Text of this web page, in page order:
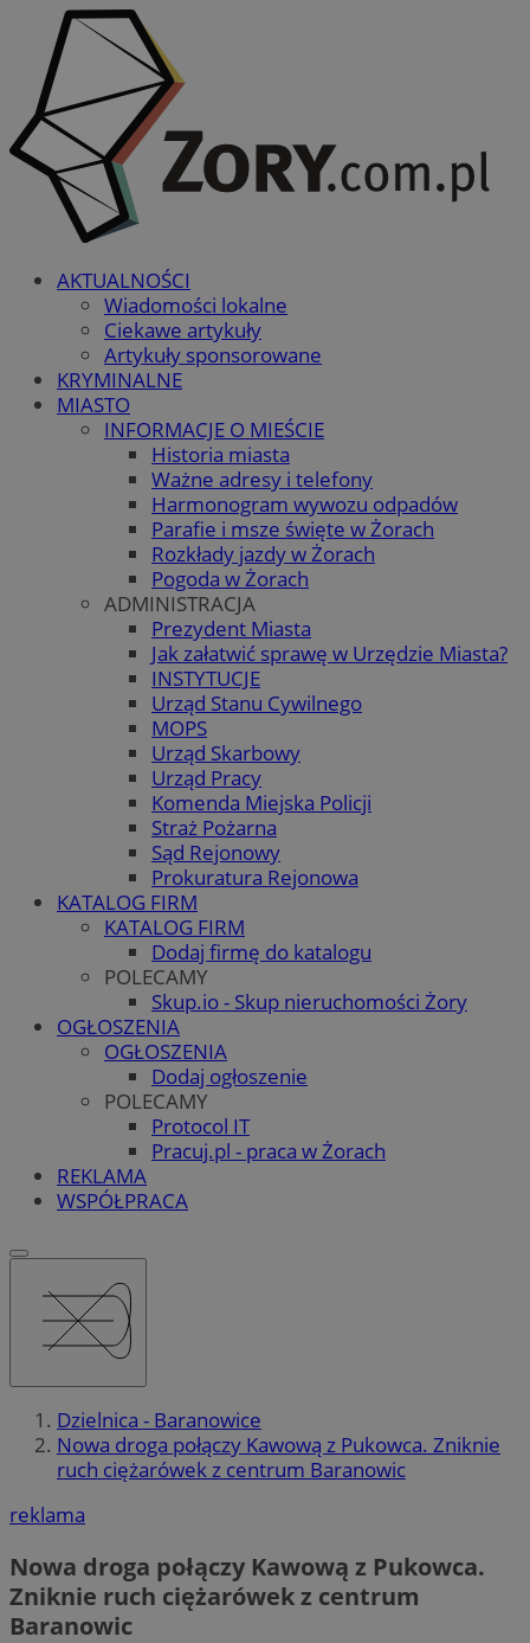
AKTUALNOŚCI
Wiadomości lokalne
Ciekawe artykuły
Artykuły sponsorowane
KRYMINALNE
MIASTO
INFORMACJE O MIEŚCIE
Historia miasta
Ważne adresy i telefony
Harmonogram wywozu odpadów
Parafie i msze święte w Żorach
Rozkłady jazdy w Żorach
Pogoda w Żorach
ADMINISTRACJA
Prezydent Miasta
Jak załatwić sprawę w Urzędzie Miasta?
INSTYTUCJE
Urząd Stanu Cywilnego
MOPS
Urząd Skarbowy
Urząd Pracy
Komenda Miejska Policji
Straż Pożarna
Sąd Rejonowy
Prokuratura Rejonowa
KATALOG FIRM
KATALOG FIRM
Dodaj firmę do katalogu
POLECAMY
Skup.io - Skup nieruchomości Żory
OGŁOSZENIA
OGŁOSZENIA
Dodaj ogłoszenie
POLECAMY
Protocol IT
Pracuj.pl - praca w Żorach
REKLAMA
WSPÓŁPRACA
Dzielnica - Baranowice
Nowa droga połączy Kawową z Pukowca. Zniknie
ruch ciężarówek z centrum Baranowic
reklama
Nowa droga połączy Kawową z Pukowca.
Zniknie ruch ciężarówek z centrum
Baranowic